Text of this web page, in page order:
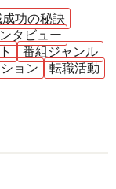
功の秘訣
タビュー
番組ジャンル
ョン
転職活動